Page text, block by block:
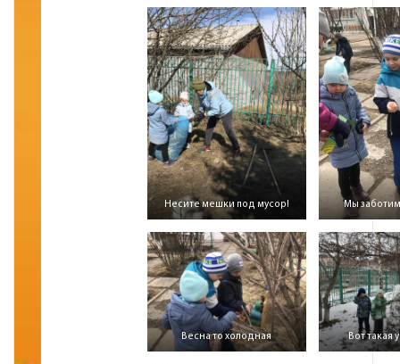
Несите мешки под мусор! Мы
Весна то холодная Вот такая